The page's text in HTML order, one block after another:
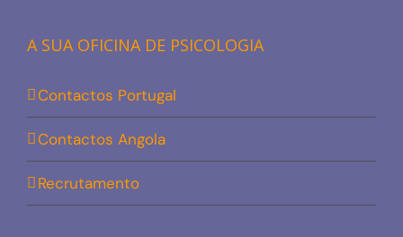
A SUA OFICINA DE PSICOLOGIA
Contactos Portugal
Contactos Angola
Recrutamento